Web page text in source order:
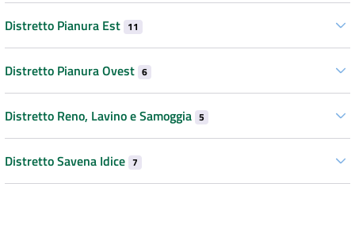
Distretto Pianura Est 11
Distretto Pianura Ovest 6
Distretto Reno, Lavino e Samoggia 5
Distretto Savena Idice 7